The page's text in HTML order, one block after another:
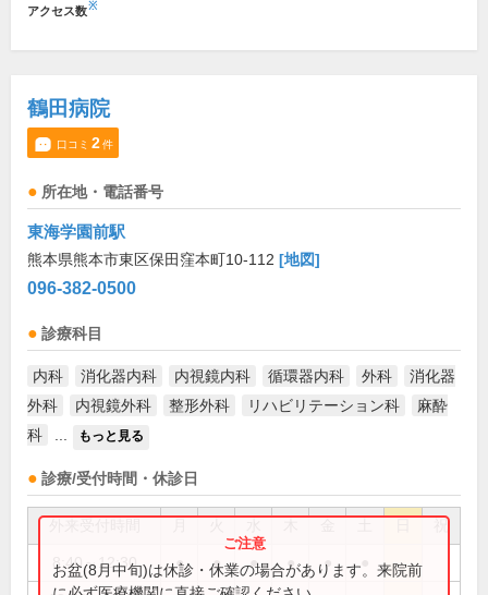
アクセス数※
鶴田病院
口コミ 2件
所在地・電話番号
東海学園前駅
熊本県熊本市東区保田窪本町10-112 [地図]
096-382-0500
診療科目
内科 消化器内科 内視鏡内科 循環器内科 外科
消化器
外科
内視鏡外科 整形外科 リハビリテーション科
麻酔
科
もっと見る
診療/受付時間・休診日
祝
8:40～12:30 ● ● ● ● ●
お盆(8月中旬)は休診・休業の場合があります。来院前